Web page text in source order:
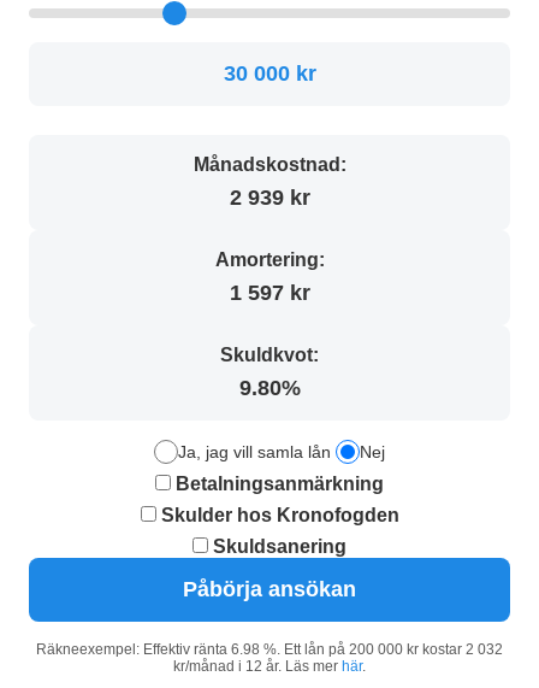
30 000 kr
Månadskostnad:
2 939 kr
Amortering:
1 597 kr
Skuldkvot:
9.80%
Ja, jag vill samla lån Nej
Betalningsanmärkning
Skulder hos Kronofogden
Skuldsanering
Påbörja ansökan
Räkneexempel: Effektiv ränta 6.98 %. Ett lån på 200 000 kr kostar 2 032
kr/månad i 12 år. Läs mer här.